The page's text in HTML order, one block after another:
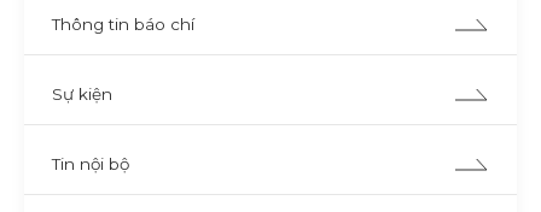
Thông tin báo chí
Sự kiện
Tin nội bộ